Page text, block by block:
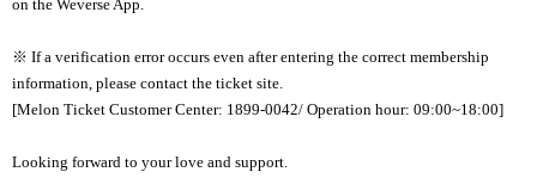
on the Weverse App.
※ If a verification error occurs even after entering the correct membership
information, please contact the ticket site.
[Melon Ticket Customer Center: 1899-0042/ Operation hour: 09:00~18:00]
Looking forward to your love and support.